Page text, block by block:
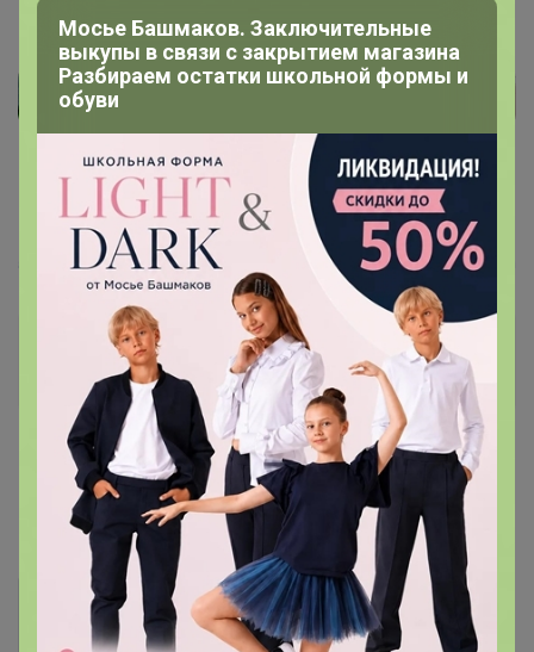
Артемида
Бронзовый организатор
5 мая, 2021 12:23 1
ВалентинаК
Выглядит так. Фасуют от 1кг.
Мосье Башмаков. Заключительные
выкупы в связи с закрытием магазина
Разбираем остатки школьной формы и
обуви